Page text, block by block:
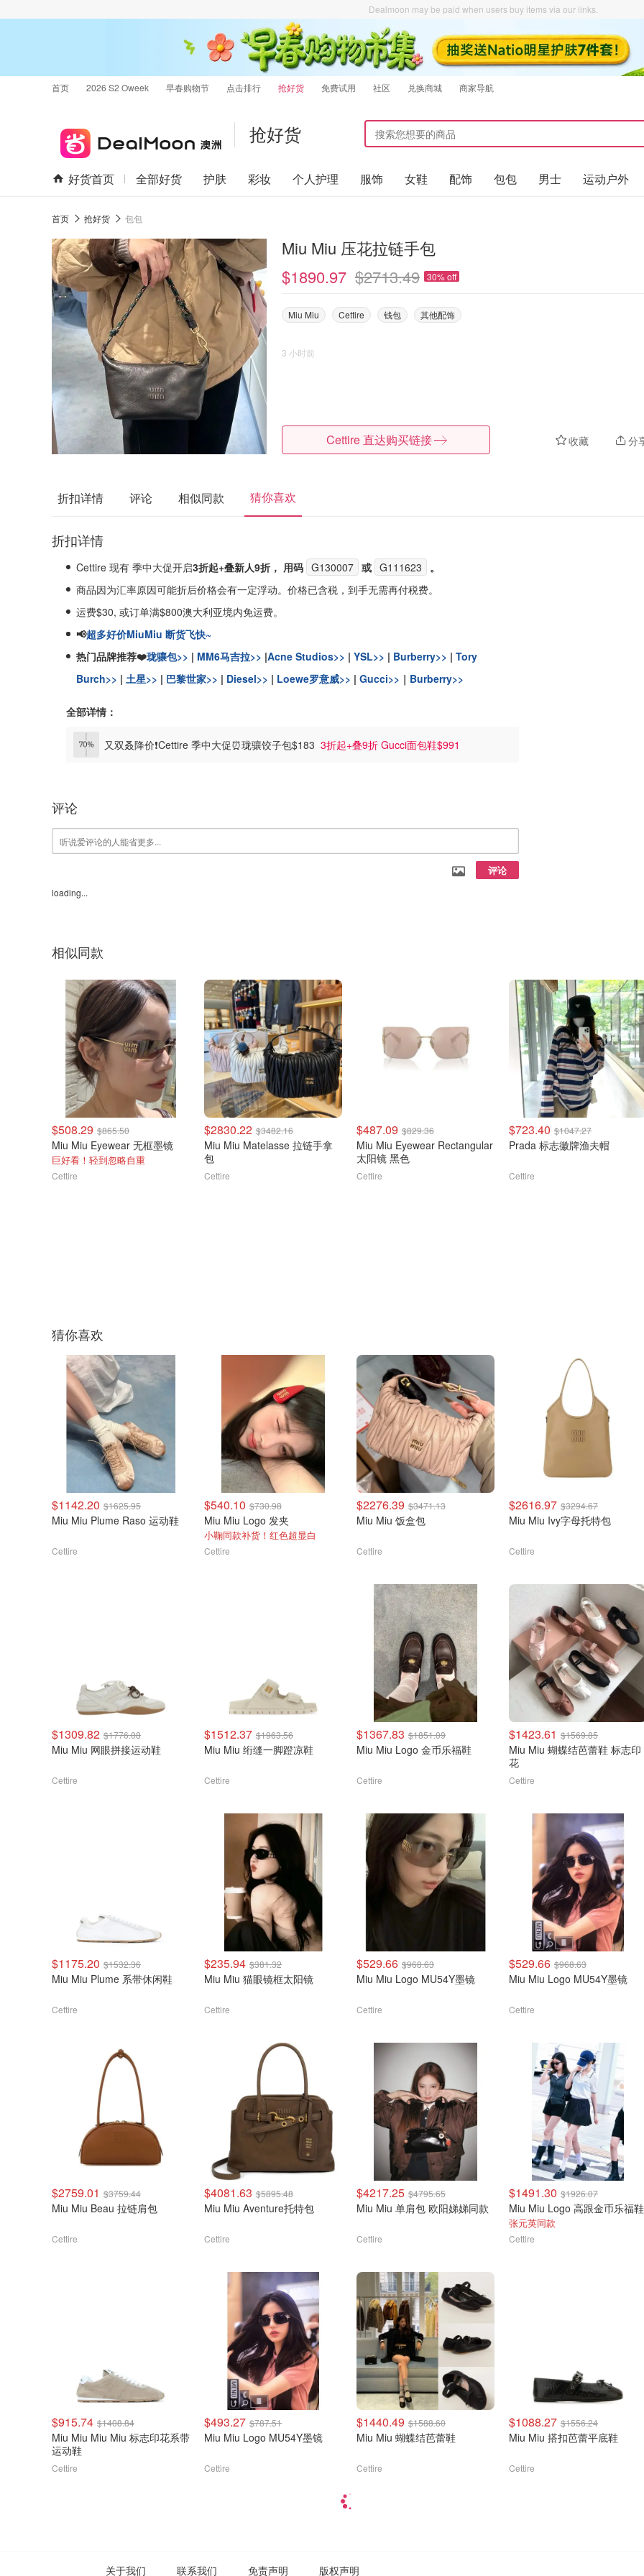
Dealmoon may be paid when users buy items via our links.
首页 2026 S2 Oweek 早春购物节 点击排行 抢好货 免费试用 社区 兑换商城 商家导航
抢好货
好货首页 全部好货 护肤 彩妆 个人护理 服饰 女鞋 配饰 包包 男士 运动户外
首页 抢好货 包包
Miu Miu 压花拉链手包
$1890.97 $2713.49 30% off
Miu Miu Cettire 钱包 其他配饰
3 小时前
收藏 分
Cettire 直达购买链接
折扣详情 评论 相似同款 猜你喜欢
折扣详情
Cettire 现有 季中大促开启3折起+叠新人9折， 用码 G130007 或 G111623
。
商品因为汇率原因可能折后价格会有一定浮动。价格已含税，到手无需再付税费。
运费$30, 或订单满$800澳大利亚境内免运费。
📢超多好价MiuMiu 断货飞快~
热门品牌推荐❤️珑骧包>> | MM6马吉拉>> |Acne Studios>> | YSL>> | Burberry>> | Tory
Burch>> | 土星>> | 巴黎世家>> | Diesel>> | Loewe罗意威>> | Gucci>> ｜ Burberry>>
全部详情：
又双叒降价❗️Cettire 季中大促⏰珑骧饺子包$183 3折起+叠9折 Gucci面包鞋$991
评论
评论
loading...
相似同款
$508.29 $865.50
Miu Miu Eyewear 无框墨镜
巨好看！轻到忽略自重
Cettire
$2830.22 $3482.16
Miu Miu Matelasse 拉链手拿
包
Cettire
$487.09 $829.36
Miu Miu Eyewear Rectangular
太阳镜 黑色
Cettire
$723.40 $1047.27
Prada 标志徽牌渔夫帽
Cettire
猜你喜欢
$1142.20 $1625.95
Miu Miu Plume Raso 运动鞋
Cettire
$540.10 $730.98
Miu Miu Logo 发夹
小鞠同款补货！红色超显白
Cettire
$2276.39 $3471.13
Miu Miu 饭盒包
Cettire
$2616.97 $3294.67
Miu Miu Ivy字母托特包
Cettire
$1309.82 $1776.08
Miu Miu 网眼拼接运动鞋
Cettire
$1512.37 $1963.56
Miu Miu 绗缝一脚蹬凉鞋
Cettire
$1367.83 $1851.09
Miu Miu Logo 金币乐福鞋
Cettire
$1423.61 $1569.85
Miu Miu 蝴蝶结芭蕾鞋 标志印
花
Cettire
$1175.20 $1532.36
Miu Miu Plume 系带休闲鞋
Cettire
$235.94 $381.32
Miu Miu 猫眼镜框太阳镜
Cettire
$529.66 $968.63
Miu Miu Logo MU54Y墨镜
Cettire
$529.66 $968.63
Miu Miu Logo MU54Y墨镜
Cettire
$2759.01 $3759.44
Miu Miu Beau 拉链肩包
Cettire
$4081.63 $5895.48
Miu Miu Aventure托特包
Cettire
$4217.25 $4795.65
Miu Miu 单肩包 欧阳娣娣同款
Cettire
$1491.30 $1926.07
Miu Miu Logo 高跟金币乐福鞋
张元英同款
Cettire
$915.74 $1408.84
Miu Miu Miu Miu 标志印花系带
运动鞋
Cettire
$493.27 $787.51
Miu Miu Logo MU54Y墨镜
Cettire
$1440.49 $1588.60
Miu Miu 蝴蝶结芭蕾鞋
Cettire
$1088.27 $1556.24
Miu Miu 搭扣芭蕾平底鞋
Cettire
关于我们 联系我们 免责声明 版权声明